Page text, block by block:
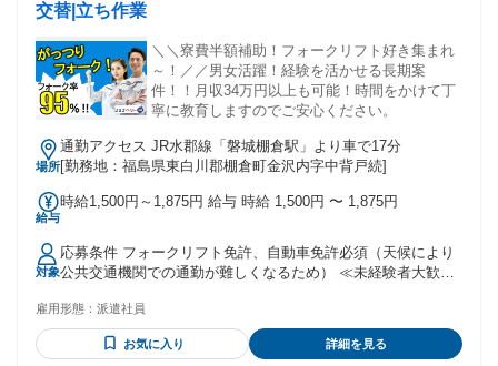
交替|立ち作業
＼＼寮費半額補助！フォークリフト好き集まれ
～！／／男女活躍！経験を活かせる長期案
件！！月収34万円以上も可能！時間をかけて丁
寧に教育しますのでご安心ください。
場所
通勤アクセス JR水郡線「磐城棚倉駅」より車で17分
[勤務地：福島県東白川郡棚倉町金沢内字中背戸続]
給与
時給1,500円～1,875円 給与 時給 1,500円 〜 1,875円
対象
応募条件 フォークリフト免許、自動車免許必須（天候により
公共交通機関での通勤が難しくなるため） ≪未経験者大歓
ない…」 そんな方でもぜひご相談ください！経験がある方は
即戦力☆ 20代・30代・40代・50代男女スタッフ活躍中！
雇用形態： 派遣社員
お気に入り 詳細を見る